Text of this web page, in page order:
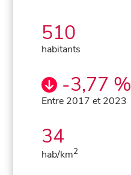
510
habitants
-3,77 %
Entre 2017 et 2023
34
hab/km2